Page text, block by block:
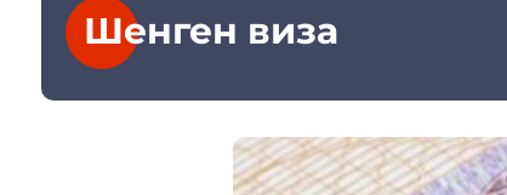
Шенген виза